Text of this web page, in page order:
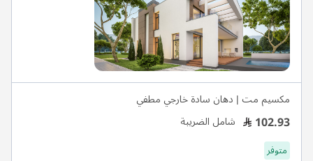
مكسيم مت | دهان سادة خارجي مطفي
102.93 شامل الضريبة
متوفر